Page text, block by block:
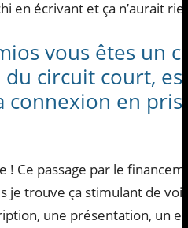
en écrivant et ça n’aurait
vous êtes un
circuit court,
connexion en
! Ce passage par le
je trouve ça stimulant de
une présentation, un